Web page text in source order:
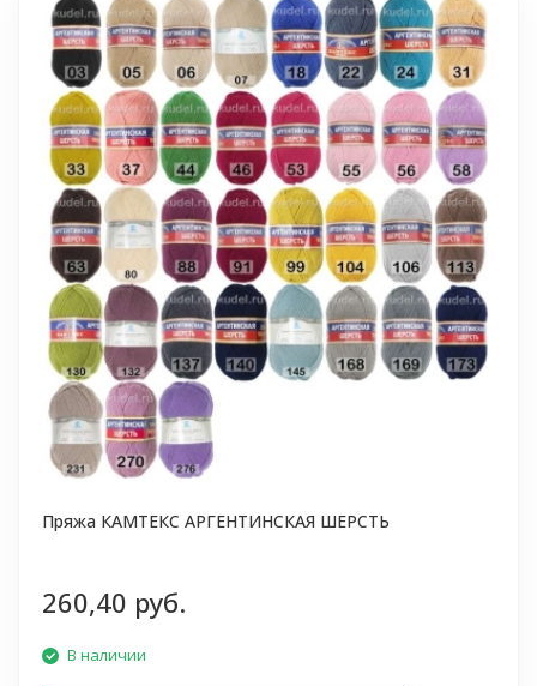
Пряжа КАМТЕКС АРГЕНТИНСКАЯ ШЕРСТЬ
260,40 руб.
В наличии